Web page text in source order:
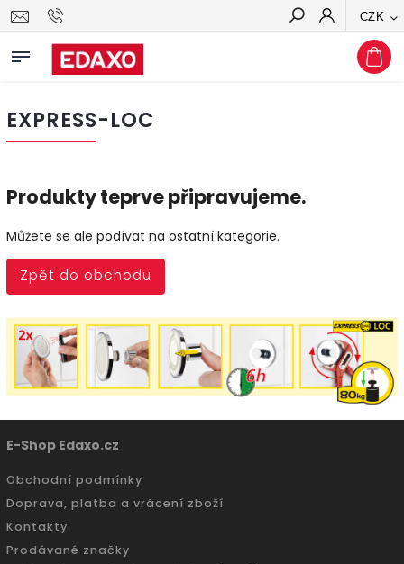
CZK
Hledat
EXPRESS-LOC
Produkty teprve připravujeme.
Můžete se ale podívat na ostatní kategorie.
Zpět do obchodu
E-Shop Edaxo.cz
Obchodní podmínky
Doprava, platba a vrácení zboží
Kontakty
Prodávané značky